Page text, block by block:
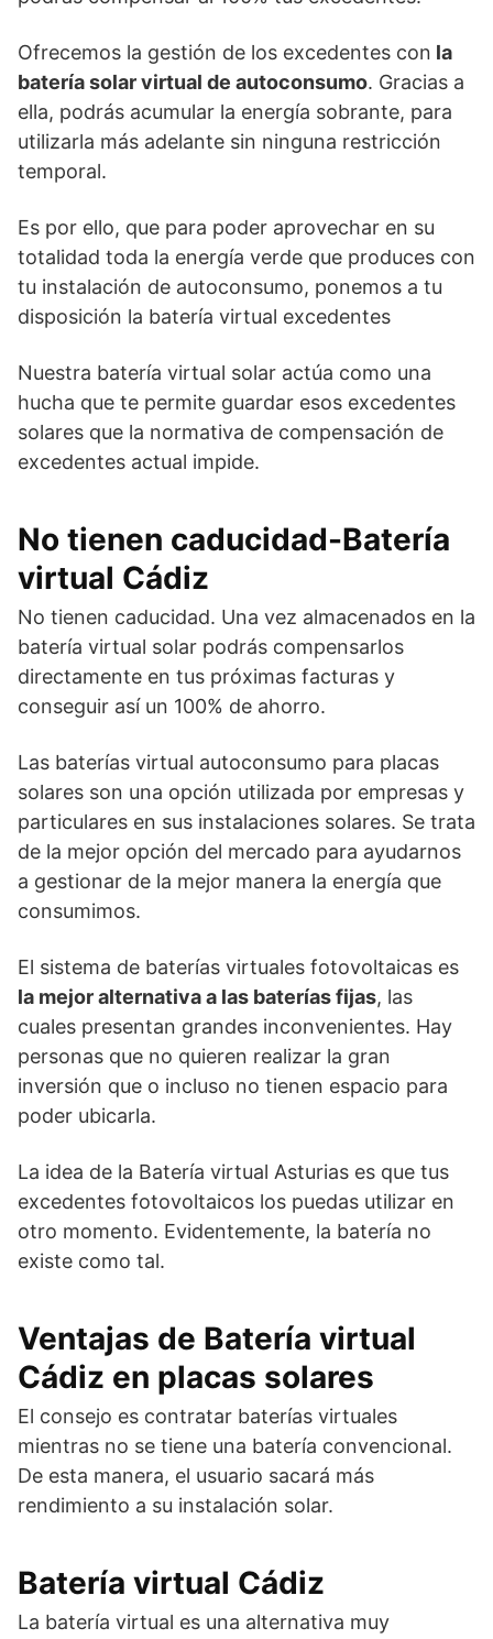
Ofrecemos la gestión de los excedentes con la
batería solar virtual de autoconsumo. Gracias a
ella, podrás acumular la energía sobrante, para
utilizarla más adelante sin ninguna restricción
temporal.
Es por ello, que para poder aprovechar en su
totalidad toda la energía verde que produces con
tu instalación de autoconsumo, ponemos a tu
disposición la batería virtual excedentes
Nuestra batería virtual solar actúa como una
hucha que te permite guardar esos excedentes
solares que la normativa de compensación de
excedentes actual impide.
No tienen caducidad-Batería
virtual Cádiz
No tienen caducidad. Una vez almacenados en la
batería virtual solar podrás compensarlos
directamente en tus próximas facturas y
conseguir así un 100% de ahorro.
Las baterías virtual autoconsumo para placas
solares son una opción utilizada por empresas y
particulares en sus instalaciones solares. Se trata
de la mejor opción del mercado para ayudarnos
a gestionar de la mejor manera la energía que
consumimos.
El sistema de baterías virtuales fotovoltaicas es
la mejor alternativa a las baterías fijas, las
cuales presentan grandes inconvenientes. Hay
personas que no quieren realizar la gran
inversión que o incluso no tienen espacio para
poder ubicarla.
La idea de la Batería virtual Asturias es que tus
excedentes fotovoltaicos los puedas utilizar en
otro momento. Evidentemente, la batería no
existe como tal.
Ventajas de Batería virtual
Cádiz en placas solares
El consejo es contratar baterías virtuales
mientras no se tiene una batería convencional.
De esta manera, el usuario sacará más
rendimiento a su instalación solar.
Batería virtual Cádiz
La batería virtual es una alternativa muy